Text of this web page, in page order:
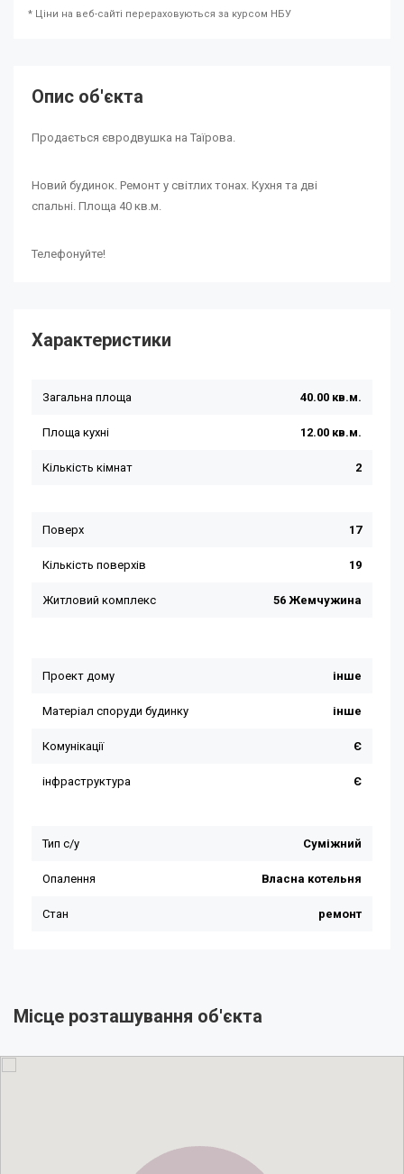
* Ціни на веб-сайті перераховуються за курсом НБУ
Опис об'єкта
Продається євродвушка на Таїрова.
Новий будинок. Ремонт у світлих тонах. Кухня та дві
спальні. Площа 40 кв.м.
Телефонуйте!
Характеристики
Місце розташування об'єкта